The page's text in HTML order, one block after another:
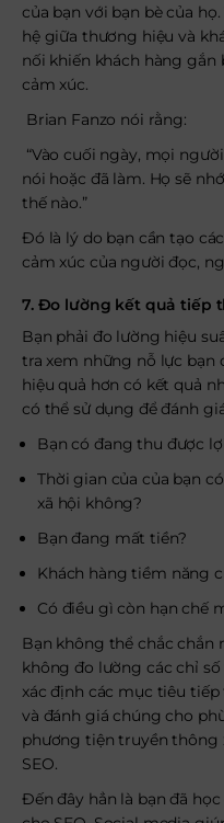
của bạn với bạn bè của
hệ giữa thương hiệu và
nối khiến khách hàng
cảm xúc.
Brian Fanzo nói rằng:
“Vào cuối ngày, mọi
nói hoặc đã làm. Họ sẽ
thế nào.”
Đó là lý do bạn cần tạo
cảm xúc của người đọc,
7. Đo lường kết quả tiếp
Bạn phải đo lường hiệu
tra xem những nỗ lực bạn
hiệu quả hơn có kết quả
có thể sử dụng để đánh
Bạn có đang thu được
Thời gian của của bạn
xã hội không?
Bạn đang mất tiền?
Khách hàng tiềm năng
Có điều gì còn hạn chế
Bạn không thể chắc chắn
không đo lường các chỉ
xác định các mục tiêu
và đánh giá chúng cho
phương tiện truyền thông
SEO.
Đến đây hẳn là bạn đã